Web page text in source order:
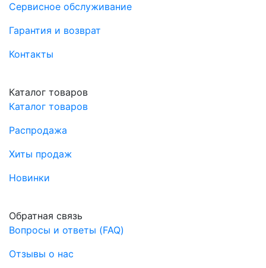
Сервисное обслуживание
Гарантия и возврат
Контакты
Каталог товаров
Каталог товаров
Распродажа
Хиты продаж
Новинки
Обратная связь
Вопросы и ответы (FAQ)
Отзывы о нас